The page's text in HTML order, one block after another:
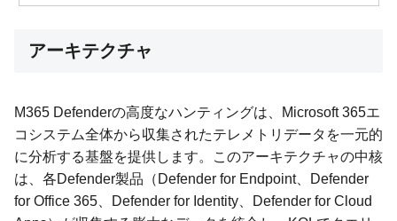
アーキテクチャ
M365 Defenderの高度なハンティングは、Microsoft 365エ
コシステム全体から収集されたテレメトリデータを一元的
に分析する基盤を提供します。このアーキテクチャの中核
は、各Defender製品（Defender for Endpoint、Defender
for Office 365、Defender for Identity、Defender for Cloud